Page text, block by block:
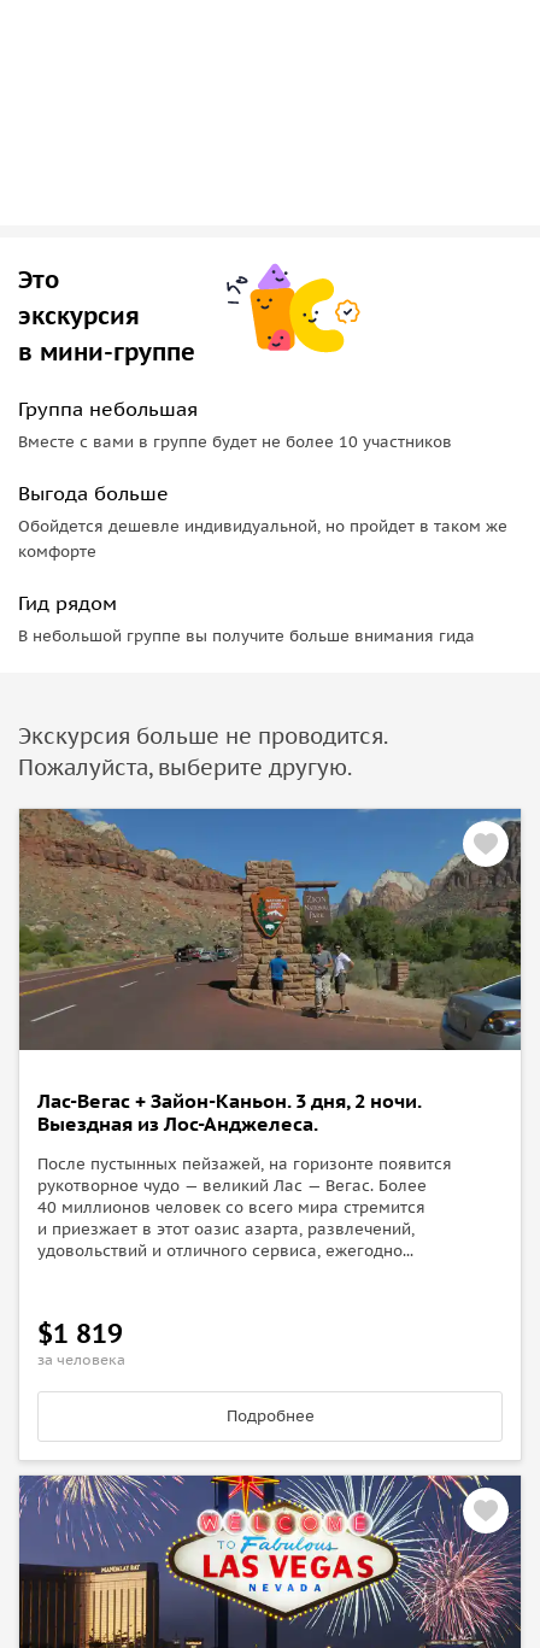
Это
экскурсия
в мини-группе
Группа небольшая
Вместе с вами в группе будет не более 10 участников
Выгода больше
Обойдется дешевле индивидуальной, но пройдет в таком же
комфорте
Гид рядом
В небольшой группе вы получите больше внимания гида
Экскурсия больше не проводится.
Пожалуйста, выберите другую.
Лас-Вегас + Зайон-Каньон. 3 дня, 2 ночи.
Выездная из Лос-Анджелеса.
После пустынных пейзажей, на горизонте появится
рукотворное чудо — великий Лас — Вегас. Более
40 миллионов человек со всего мира стремится
и приезжает в этот оазис азарта, развлечений,
удовольствий и отличного сервиса, ежегодно...
$1 819
за человека
Подробнее